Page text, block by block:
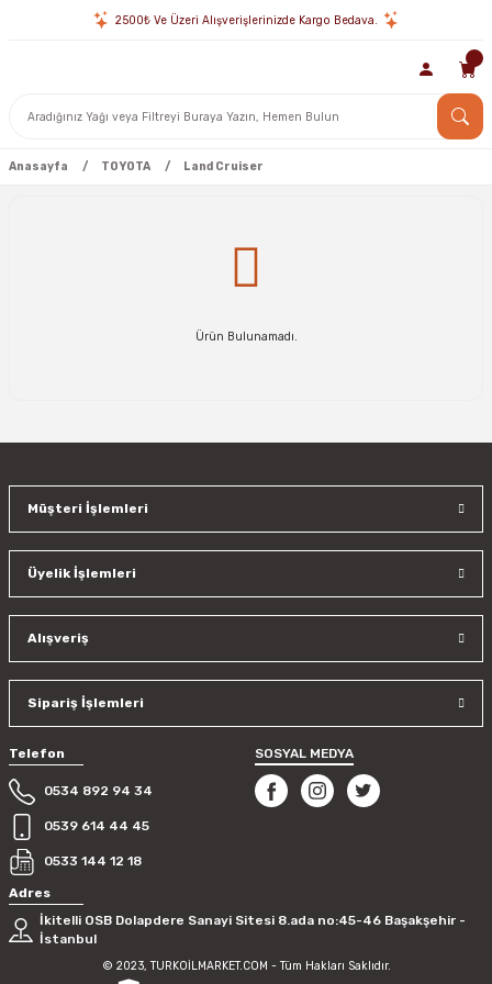
2500₺ Ve Üzeri Alışverişlerinizde Kargo Bedava.
Anasayfa TOYOTA Land Cruiser
Ürün Bulunamadı.
Müşteri İşlemleri
Üyelik İşlemleri
Alışveriş
Sipariş İşlemleri
Telefon
0534 892 94 34
0539 614 44 45
0533 144 12 18
SOSYAL MEDYA
Adres
İkitelli OSB Dolapdere Sanayi Sitesi 8.ada no:45-46 Başakşehir -
İstanbul
© 2023, TURKOİLMARKET.COM - Tüm Hakları Saklıdır.